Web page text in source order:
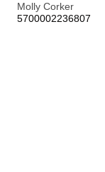
Molly Corker
5700002236807